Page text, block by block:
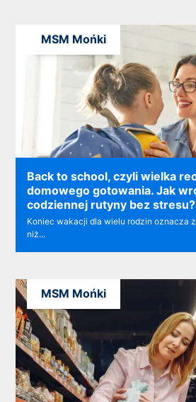
Back to school, czyli wielka
domowego gotowania. Jak
codziennej rutyny bez stresu?
Koniec wakacji dla wielu rodzin oznacza
niż...
MSM Mońki
MSM Mońki